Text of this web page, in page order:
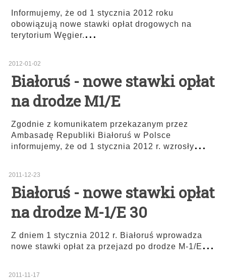
Informujemy, że od 1 stycznia 2012 roku
obowiązują nowe stawki opłat drogowych na
terytorium Węgier....
2012-01-02
Białoruś - nowe stawki opłat
na drodze M1/E
Zgodnie z komunikatem przekazanym przez
Ambasadę Republiki Białoruś w Polsce
informujemy, że od 1 stycznia 2012 r. wzrosły...
2011-12-23
Białoruś - nowe stawki opłat
na drodze M-1/E 30
Z dniem 1 stycznia 2012 r. Białoruś wprowadza
nowe stawki opłat za przejazd po drodze M-1/E ...
2011-11-17